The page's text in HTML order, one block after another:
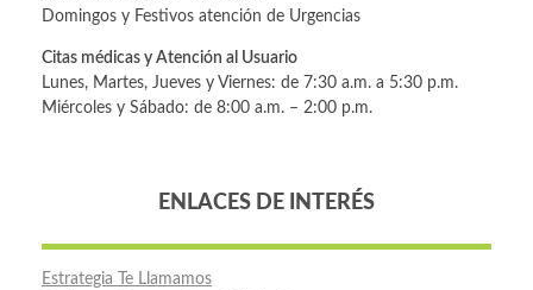
Domingos y Festivos atención de Urgencias
Citas médicas y Atención al Usuario
Lunes, Martes, Jueves y Viernes: de 7:30 a.m. a 5:30 p.m.
Miércoles y Sábado: de 8:00 a.m. – 2:00 p.m.
ENLACES DE INTERÉS
Estrategia Te Llamamos